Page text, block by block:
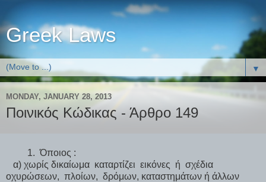
Greek Laws
▼
MONDAY, JANUARY 28, 2013
Ποινικός Κώδικας - Άρθρο 149
1. Όποιος :
α) χωρίς δικαίωμα καταρτίζει εικόνες ή σχέδια
οχυρώσεων, πλοίων, δρόμων, καταστημάτων ή άλλων